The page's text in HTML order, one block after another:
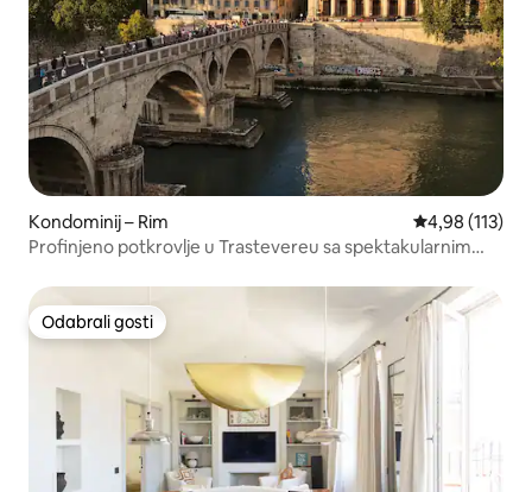
Kondominij – Rim Prosječna
4,98 (113)
Profinjeno potkrovlje u Trastevereu sa spektakularnim
Odabrali gosti
Odabrali gosti